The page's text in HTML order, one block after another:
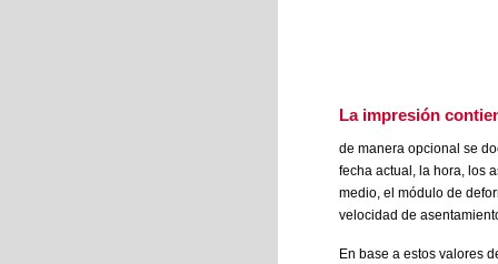
La impresión
de manera opcional se
fecha actual, la hora, los
medio, el módulo de
velocidad de
En base a estos valores